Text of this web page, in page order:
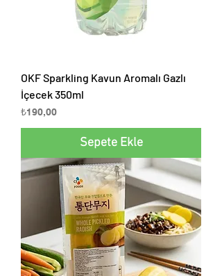
OKF Sparkling Kavun Aromalı Gazlı
İçecek 350ml
Fiyat
₺190,00
Sepete Ekle